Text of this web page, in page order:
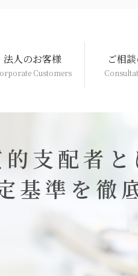
法人のお客様
Customers
ご相談
支配者
基準を徹